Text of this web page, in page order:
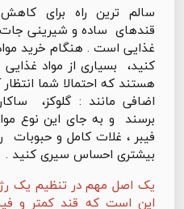
سالم ترین راه برای
قندهای ساده و شیرینی
غذایی است . هنگام خرید
کنید، بسیاری از مواد غذایی
هستند که احتمالا شما
اضافی مانند : گلوکز،
برسند و به جای این نوع
فیبر ، غلات کامل و حبوبات
بیشتری احساس سیری کنید .
یک اصل مهم در تنظیم یک
این است که قند کمتر و